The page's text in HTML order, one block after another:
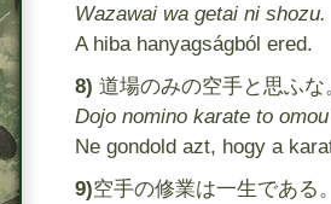
Wazawai wa getai ni shozu.
A hiba hanyagságból ered.
8) 道場のみの空手と思ふな
Dojo nomino karate to
Ne gondold azt, hogy a
9)空手の修業は一生である。